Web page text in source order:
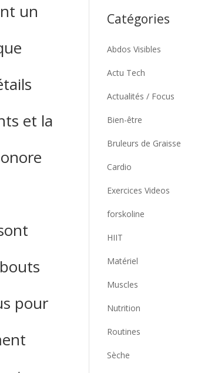
un
et la
pour
Catégories
Abdos Visibles
Actu Tech
Actualités / Focus
Bien-être
Bruleurs de Graisse
Cardio
Exercices Videos
forskoline
HIIT
Matériel
Muscles
Nutrition
Routines
Sèche